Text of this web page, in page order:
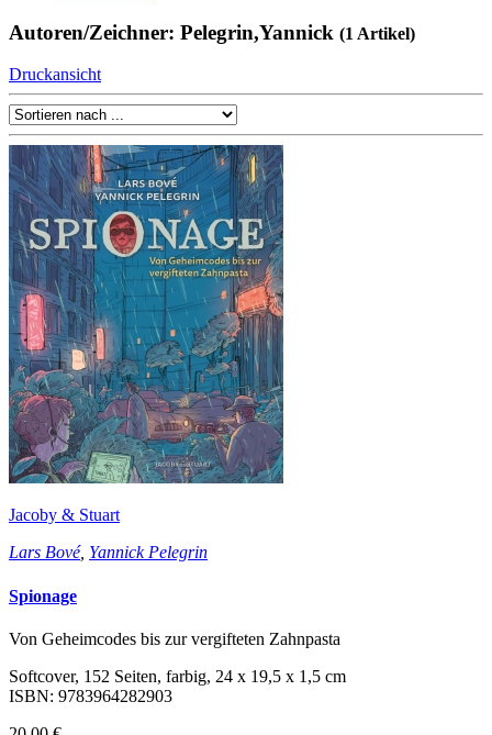
Autoren/Zeichner: Pelegrin,Yannick (1 Artikel)
Druckansicht
Jacoby & Stuart
Lars Bové, Yannick Pelegrin
Spionage
Von Geheimcodes bis zur vergifteten Zahnpasta
Softcover, 152 Seiten, farbig, 24 x 19,5 x 1,5 cm
ISBN: 9783964282903